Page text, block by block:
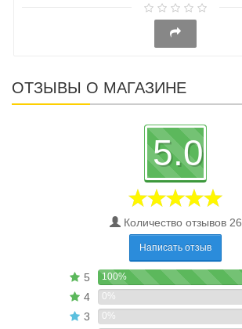
ОТЗЫВЫ О МАГАЗИНЕ
5.0
Количество отзывов 26
Написать отзыв
5 100%
4 0%
3 0%